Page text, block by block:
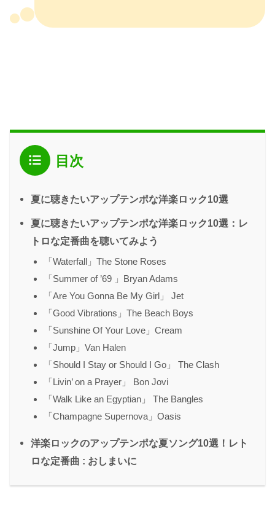
目次
夏に聴きたいアップテンポな洋楽ロック10選
夏に聴きたいアップテンポな洋楽ロック10選：レ
トロな定番曲を聴いてみよう
「Waterfall」The Stone Roses
「Summer of ’69 」Bryan Adams
「Are You Gonna Be My Girl」 Jet
「Good Vibrations」The Beach Boys
「Sunshine Of Your Love」Cream
「Jump」Van Halen
「Should I Stay or Should I Go」 The Clash
「Livin’ on a Prayer」 Bon Jovi
「Walk Like an Egyptian」 The Bangles
「Champagne Supernova」Oasis
洋楽ロックのアップテンポな夏ソング10選！レト
ロな定番曲 : おしまいに